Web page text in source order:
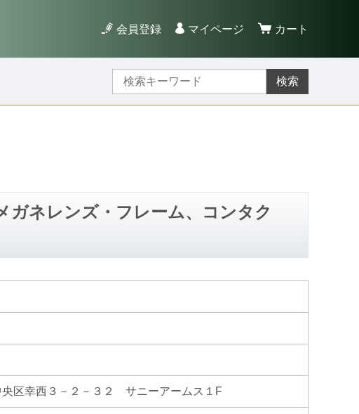
会員登録 マイページ カート
検索
ガネレンズ・フレーム、コンタク
区幸西３－２－３２ サニーアームス１F